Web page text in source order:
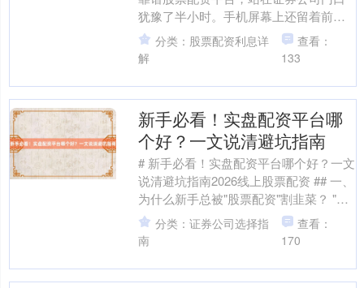
犹豫了半小时。手机屏幕上还留着前夜
刷到的广告："10倍杠杆，日赚万元不是
梦"。当时的我以为....
分类：股票配资利息详
解
查看：
133
新手必看！实盘配资平台哪
个好？一文说清避坑指南
# 新手必看！实盘配资平台哪个好？一文
说清避坑指南2026线上股票配资 ## 一、
为什么新手总被"股票配资"割韭菜？ "本
金1万，配资10倍，一天赚20%就能翻....
分类：证券公司选择指
南
查看：
170